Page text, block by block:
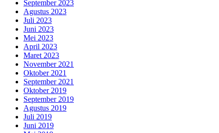
September 2023
Agustus 2023
Juli 2023
Juni 2023
Mei 2023
April 2023
Maret 2023
November 2021
Oktober 2021
September 2021
Oktober 2019
September 2019
Agustus 2019
Juli 2019
Juni 2019